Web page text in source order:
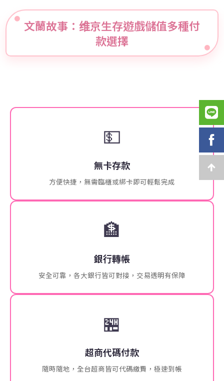
文蘭故事：维京生存遊戲儲值多種付
款選擇
💵
無卡存款
方便快捷，無需臨櫃或綁卡即可輕鬆完成
🏦
銀行轉帳
安全可靠，各大銀行皆可對接，交易透明有保障
🏪
超商代碼付款
隨時隨地，全台超商皆可代碼繳費，極速到帳